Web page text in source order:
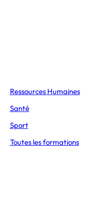
L’Express Éducation
Masters
Ressources Humaines
Santé
Sport
Toutes les formations